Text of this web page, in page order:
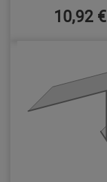
10,92 €